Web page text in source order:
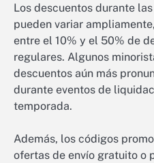
Los descuentos durante
pueden variar
entre el 10% y el 50% de
regulares. Algunos
descuentos aún más
durante eventos de
temporada.
Además, los códigos
ofertas de envío gratuito o